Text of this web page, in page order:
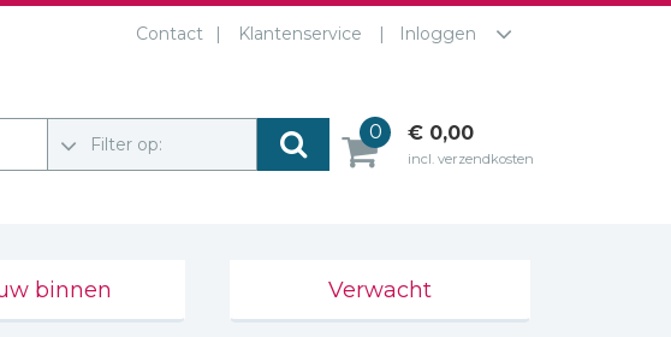
Contact Klantenservice Inloggen
Filter op:
0 € 0,00
incl. verzendkosten
binnen Verwacht